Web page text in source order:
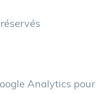
Analytics pour